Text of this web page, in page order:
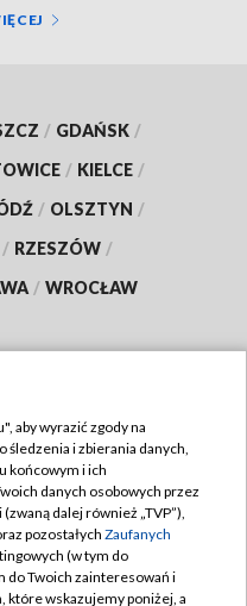
/ GDAŃSK /
/ KIELCE /
/ OLSZTYN /
/ RZESZÓW /
/ WROCŁAW
TVP
aby wyrazić zgody na
i zbierania danych,
końcowym i ich
danych osobowych przez
dalej również „TVP”),
pozostałych Zaufanych
(w tym do
do Twoich zainteresowań i
które wskazujemy poniżej, a